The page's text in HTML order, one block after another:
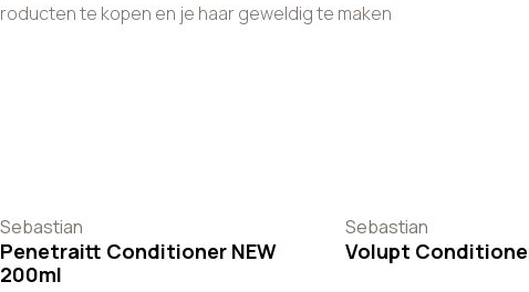
te kopen en je haar geweldig te maken
Sebastian
Penetraitt Conditioner NEW
200ml
Sebastian
Volupt